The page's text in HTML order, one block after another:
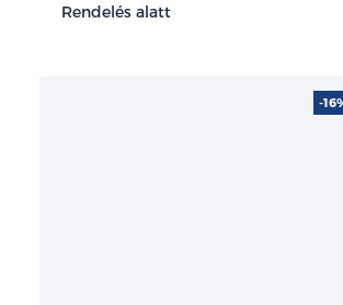
Rendelés alatt
-